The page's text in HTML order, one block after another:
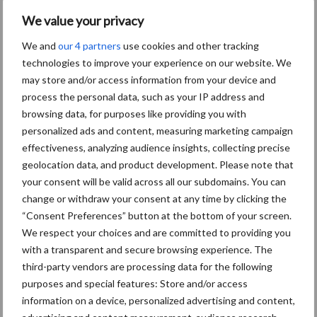
We value your privacy
We and our 4 partners use cookies and other tracking
technologies to improve your experience on our website. We
may store and/or access information from your device and
process the personal data, such as your IP address and
browsing data, for purposes like providing you with
personalized ads and content, measuring marketing campaign
effectiveness, analyzing audience insights, collecting precise
geolocation data, and product development. Please note that
your consent will be valid across all our subdomains. You can
change or withdraw your consent at any time by clicking the
“Consent Preferences” button at the bottom of your screen.
We respect your choices and are committed to providing you
with a transparent and secure browsing experience. The
third-party vendors are processing data for the following
purposes and special features: Store and/or access
information on a device, personalized advertising and content,
Themapagina's
Diergezondheid Bemesting Fokkerij
Bedrijfsnieuws
Ligbox &
Voerhekken
Toon meer